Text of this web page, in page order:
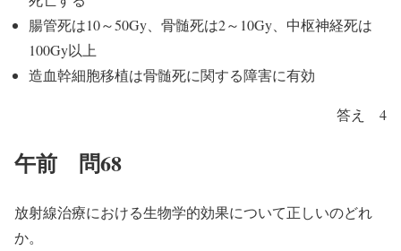
腸管死は10～50Gy、骨髄死は2～10Gy、中枢神経死は
100Gy以上
造血幹細胞移植は骨髄死に関する障害に有効
答え 4
午前 問68
放射線治療における生物学的効果について正しいのどれ
か。